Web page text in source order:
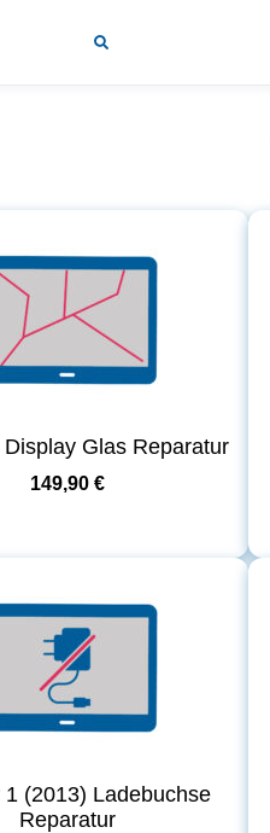
Display Glas Reparatur
149,90 €
1 (2013) Ladebuchse
Reparatur